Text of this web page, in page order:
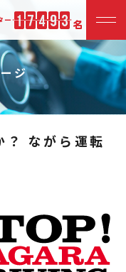
ー
ジ
？ ながら運転